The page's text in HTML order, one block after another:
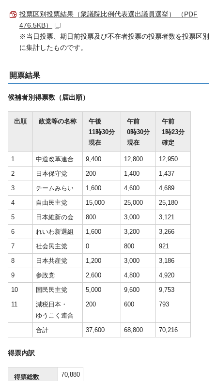
投票区別投票結果（衆議院比例代表選出議員選挙） （PDF
476.5KB）
※当日投票、期日前投票及び不在者投票の投票者数を投票区別
に集計したものです。
開票結果
候補者別得票数（届出順）
出順 政党等の名称
午後
11時30分
現在
午前
0時30分
現在
午前
1時23分
確定
1 中道改革連合 9,400 12,800
12,950
2
日本保守党 200 1,400
1,437
3
チームみらい 1,600 4,600
4,689
4
自由民主党 15,000 25,000
25,180
5
日本維新の会 800 3,000
3,121
6
れいわ新選組 1,600 3,200
3,266
7
社会民主党 0 800
921
8
日本共産党 1,200 3,000
3,186
9
参政党 2,600 4,800
4,920
10
国民民主党 5,000 9,600
9,753
11
減税日本・
ゆうこく連合
200 600 793
合計 37,600 68,800 70,216
得票内訳
得票総数 70,880